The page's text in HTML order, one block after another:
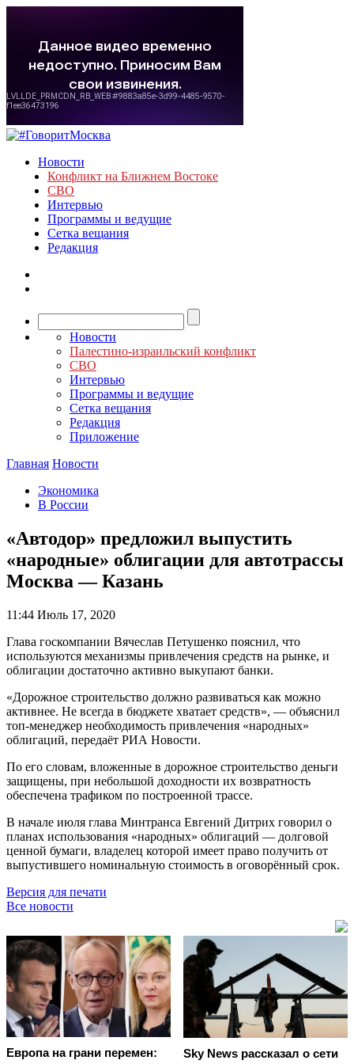
Новости
Конфликт на Ближнем Востоке
СВО
Интервью
Программы и ведущие
Сетка вещания
Редакция
Новости
Палестино-израильский конфликт
СВО
Интервью
Программы и ведущие
Сетка вещания
Редакция
Приложение
Главная Новости
Экономика
В России
«Автодор» предложил выпустить
«народные» облигации для автотрассы
Москва — Казань
11:44 Июль 17, 2020
Глава госкомпании Вячеслав Петушенко пояснил, что
используются механизмы привлечения средств на рынке, и
облигации достаточно активно выкупают банки.
«Дорожное строительство должно развиваться как можно
активнее. Не всегда в бюджете хватает средств», — объяснил
топ-менеджер необходимость привлечения «народных»
облигаций, передаёт РИА Новости.
По его словам, вложенные в дорожное строительство деньги
защищены, при небольшой доходности их возвратность
обеспечена трафиком по построенной трассе.
В начале июля глава Минтранса Евгений Дитрих говорил о
планах использования «народных» облигаций — долговой
ценной бумаги, владелец которой имеет право получить от
выпустившего номинальную стоимость в оговорённый срок.
Версия для печати
Все новости
Европа на грани перемен: Sky News рассказал о сети